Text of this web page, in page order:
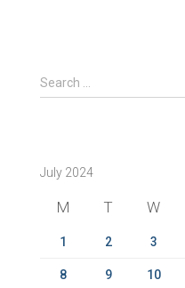
S
e
h
Search …
July 2024
M T W
1 2 3
8 9 10